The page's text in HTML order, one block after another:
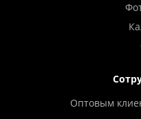
Оптовым